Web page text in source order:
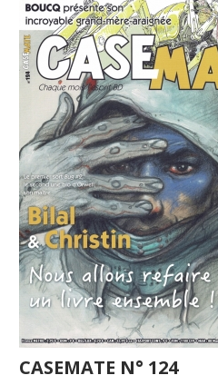
CASEMATE N° 124